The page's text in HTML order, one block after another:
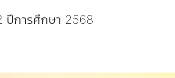
ปีการศึกษา 2568